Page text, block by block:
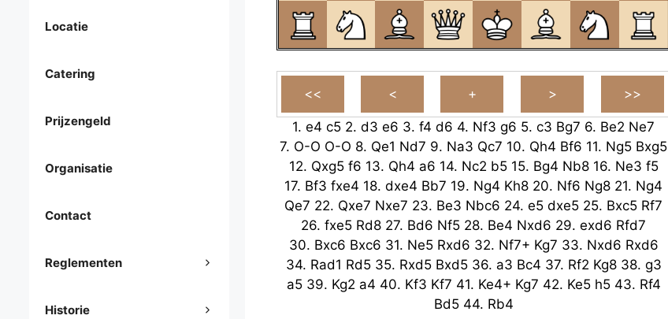
1. e4 c5 2. d3 e6 3. f4 d6 4. Nf3 g6 5. c3 Bg7 6. Be2 Ne7
7. O-O O-O 8. Qe1 Nd7 9. Na3 Qc7 10. Qh4 Bf6 11. Ng5 Bxg5
12. Qxg5 f6 13. Qh4 a6 14. Nc2 b5 15. Bg4 Nb8 16. Ne3 f5
17. Bf3 fxe4 18. dxe4 Bb7 19. Ng4 Kh8 20. Nf6 Ng8 21. Ng4
Qe7 22. Qxe7 Nxe7 23. Be3 Nbc6 24. e5 dxe5 25. Bxc5 Rf7
26. fxe5 Rd8 27. Bd6 Nf5 28. Be4 Nxd6 29. exd6 Rfd7
30. Bxc6 Bxc6 31. Ne5 Rxd6 32. Nf7+ Kg7 33. Nxd6 Rxd6
34. Rad1 Rd5 35. Rxd5 Bxd5 36. a3 Bc4 37. Rf2 Kg8 38. g3
a5 39. Kg2 a4 40. Kf3 Kf7 41. Ke4+ Kg7 42. Ke5 h5 43. Rf4
Bd5 44. Rb4
Locatie
Catering
Prijzengeld
Organisatie
Contact
Reglementen
Historie